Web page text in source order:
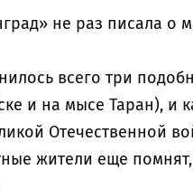
не раз писала о
всего три
и на мысе Таран), и
Отечественной
жители еще